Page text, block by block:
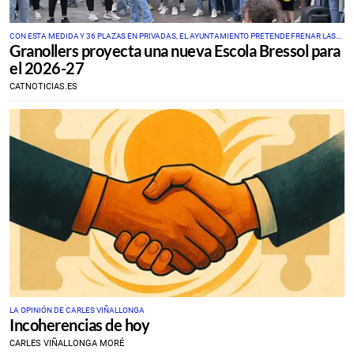
CON ESTA MEDIDA Y 36 PLAZAS EN PRIVADAS, EL AYUNTAMIENTO PRETENDE FRENAR LAS
PROTESTAS DE LOS PROFESORES Y PADRES DE GUARDERÍAS
Granollers proyecta una nueva Escola Bressol para
el 2026-27
CATNOTICIAS.ES
LA OPINIÓN DE CARLES VIÑALLONGA
Incoherencias de hoy
CARLES VIÑALLONGA MORÉ